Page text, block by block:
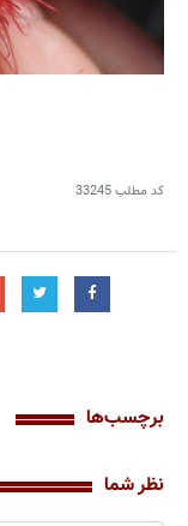
کد مطلب33245
برچسب‌ها
نظر شما